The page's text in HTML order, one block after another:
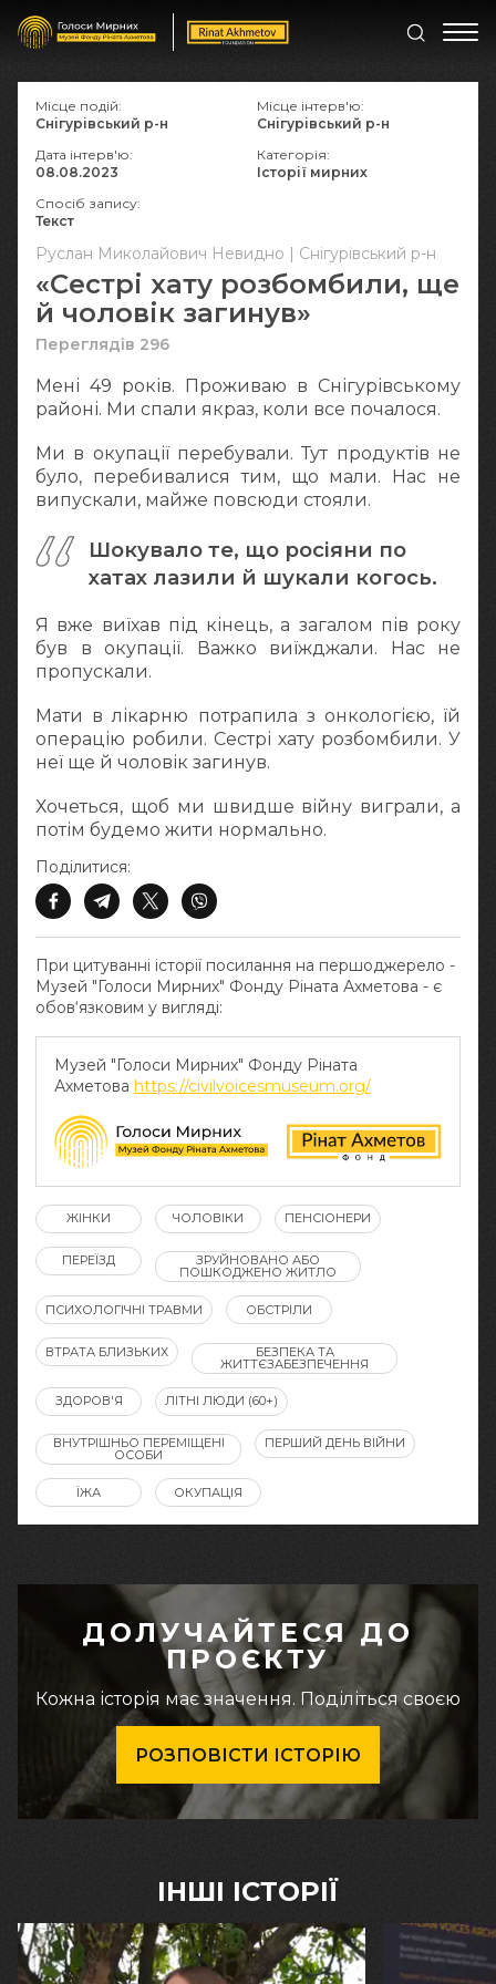
Руслан Миколайович Невидно | Снігурівський р-н
«Сестрі хату розбомбили, ще
й чоловік загинув»
Переглядів 296
Мені 49 років. Проживаю в Снігурівському
районі. Ми спали якраз, коли все почалося.
Ми в окупації перебували. Тут продуктів не
було, перебивалися тим, що мали. Нас не
випускали, майже повсюди стояли.
Шокувало те, що росіяни по
хатах лазили й шукали когось.
Я вже виїхав під кінець, а загалом пів року
був в окупації. Важко виїжджали. Нас не
пропускали.
Мати в лікарню потрапила з онкологією, їй
операцію робили. Сестрі хату розбомбили. У
неї ще й чоловік загинув.
Хочеться, щоб ми швидше війну виграли, а
потім будемо жити нормально.
При цитуванні історії посилання на першоджерело -
Музей "Голоси Мирних" Фонду Ріната Ахметова - є
обов‘язковим у вигляді:
Музей "Голоси Мирних" Фонду Ріната
Ахметова https://civilvoicesmuseum.org/
Поділитися:
Місце подій:
Снігурівський р-н
Місце інтерв'ю:
Снігурівський р-н
Дата інтерв'ю:
08.08.2023
Категорія:
Історії мирних
Спосіб запису:
Текст
ЖІНКИ ЧОЛОВІКИ ПЕНСІОНЕРИ
ПЕРЕЇЗД ЗРУЙНОВАНО АБО
ПОШКОДЖЕНО ЖИТЛО
ПСИХОЛОГІЧНІ ТРАВМИ ОБСТРІЛИ
ВТРАТА БЛИЗЬКИХ БЕЗПЕКА ТА
ЖИТТЄЗАБЕЗПЕЧЕННЯ
ЗДОРОВ'Я ЛІТНІ ЛЮДИ (60+)
ВНУТРІШНЬО ПЕРЕМІЩЕНІ
ОСОБИ
ПЕРШИЙ ДЕНЬ ВІЙНИ
ЇЖА ОКУПАЦІЯ
ДОЛУЧАЙТЕСЯ ДО
ПРОЄКТУ
Кожна історія має значення. Поділіться своєю
РОЗПОВІСТИ ІСТОРІЮ
ІНШІ ІСТОРІЇ